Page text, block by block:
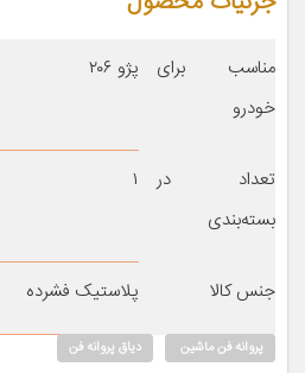
مناسب برای
خودرو
پژو ۲۰۶
تعداد در
بسته‌بندی
۱
جنس کالا پلاستیک فشرده
پروانه فن ماشین دیاق پروانه فن